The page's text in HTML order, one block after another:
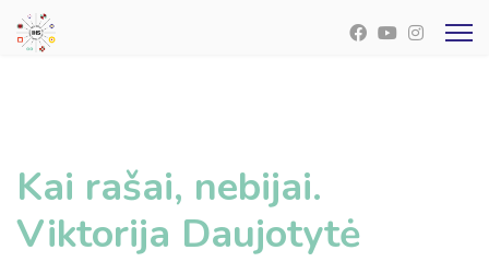
Kai rašai, nebijai.
Viktorija Daujotytė